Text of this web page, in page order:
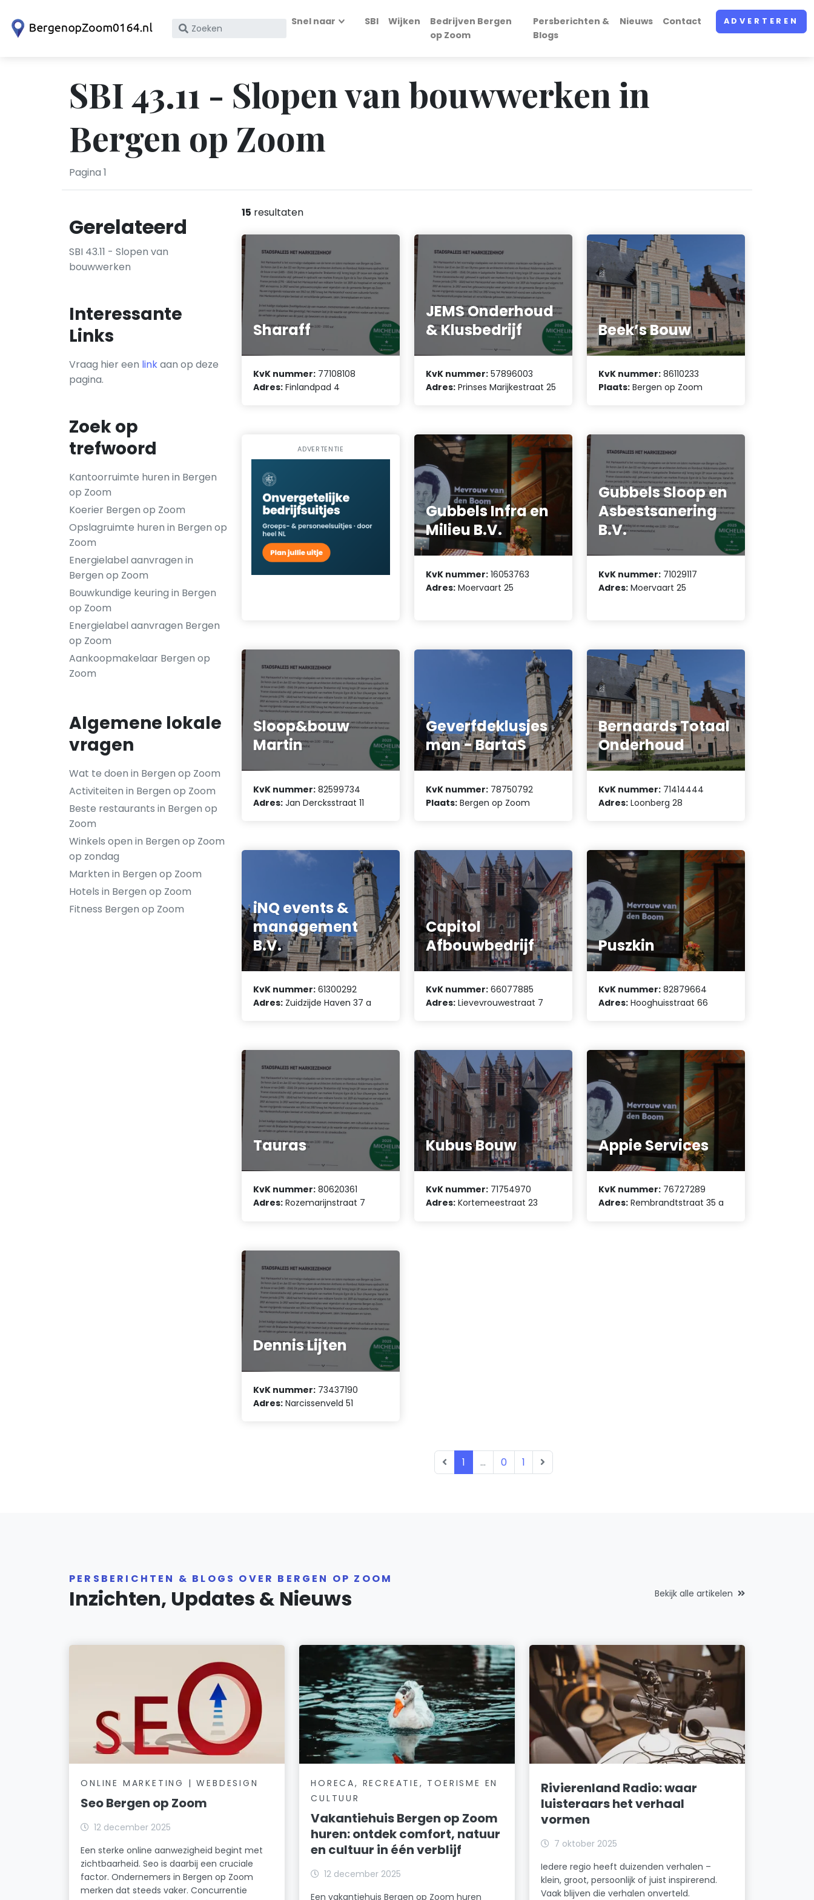
Zoek
KvK
nummer
Snel naar SBI Wijken
Bedrijven Bergen
op Zoom
Persberichten &
Blogs
Nieuws Contact ADVERTEREN
SBI 43.11 - Slopen van bouwwerken in
Bergen op Zoom
Pagina 1
Gerelateerd
SBI 43.11 - Slopen van
bouwwerken
Interessante
Links
Vraag hier een linkaan op deze
pagina.
Zoek op
trefwoord
Kantoorruimte huren in Bergen
op Zoom
Koerier Bergen op Zoom
Opslagruimte huren in Bergen op
Zoom
Energielabel aanvragen in
Bergen op Zoom
Bouwkundige keuring in Bergen
op Zoom
Energielabel aanvragen Bergen
op Zoom
Aankoopmakelaar Bergen op
Zoom
Algemene lokale
vragen
Wat te doen in Bergen op Zoom
Activiteiten in Bergen op Zoom
Beste restaurants in Bergen op
Zoom
Winkels open in Bergen op Zoom
op zondag
Markten in Bergen op Zoom
Hotels in Bergen op Zoom
Fitness Bergen op Zoom
15 resultaten
Sharaff
KvK nummer: 77108108
Adres: Finlandpad 4
JEMS Onderhoud
& Klusbedrijf
KvK nummer: 57896003
Adres: Prinses Marijkestraat 25
Beek’s Bouw
KvK nummer: 86110233
Plaats: Bergen op Zoom
ADVERTENTIE
Gubbels Infra en
Milieu B.V.
KvK nummer: 16053763
Adres: Moervaart 25
Gubbels Sloop en
Asbestsanering
B.V.
KvK nummer: 71029117
Adres: Moervaart 25
Sloop&bouw
Martin
KvK nummer: 82599734
Adres: Jan Dercksstraat 11
Geverfdeklusjes
man - BartaS
KvK nummer: 78750792
Plaats: Bergen op Zoom
Bernaards Totaal
Onderhoud
KvK nummer: 71414444
Adres: Loonberg 28
iNQ events &
management
B.V.
KvK nummer: 61300292
Adres: Zuidzijde Haven 37 a
Capitol
Afbouwbedrijf
KvK nummer: 66077885
Adres: Lievevrouwestraat 7
Puszkin
KvK nummer: 82879664
Adres: Hooghuisstraat 66
Tauras
KvK nummer: 80620361
Adres: Rozemarijnstraat 7
Kubus Bouw
KvK nummer: 71754970
Adres: Kortemeestraat 23
Appie Services
KvK nummer: 76727289
Adres: Rembrandtstraat 35 a
Dennis Lijten
KvK nummer: 73437190
Adres: Narcissenveld 51
1 ... 0 1
PERSBERICHTEN & BLOGS OVER BERGEN OP ZOOM
Inzichten, Updates & Nieuws Bekijk alle artikelen
ONLINE MARKETING | WEBDESIGN
Seo Bergen op Zoom
12 december 2025
Een sterke online aanwezigheid begint met
zichtbaarheid. Seo is daarbij een cruciale
factor. Ondernemers in Bergen op Zoom
merken dat steeds vaker. Concurrentie
HORECA, RECREATIE, TOERISME EN
CULTUUR
Vakantiehuis Bergen op Zoom
huren: ontdek comfort, natuur
en cultuur in één verblijf
12 december 2025
Een vakantiehuis Bergen op Zoom huren
Rivierenland Radio: waar
luisteraars het verhaal
vormen
7 oktober 2025
Iedere regio heeft duizenden verhalen –
klein, groot, persoonlijk of juist inspirerend.
Vaak blijven die verhalen onverteld.